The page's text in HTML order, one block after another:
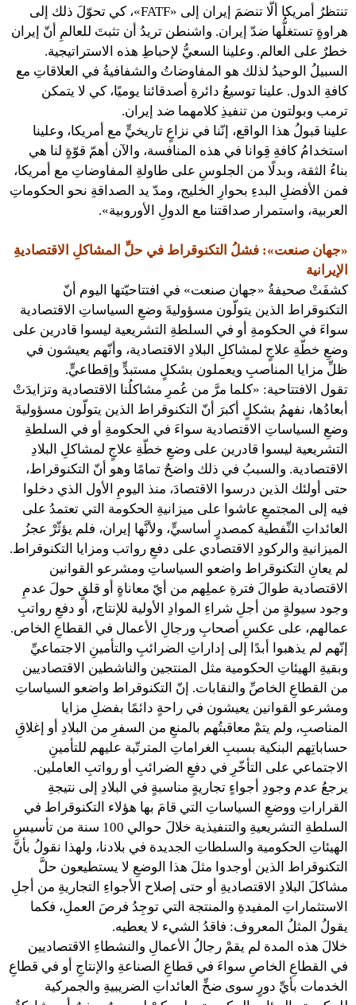
تنتظرُ أمريكا ألّا تنضمَ إيران إلى «FATF»، كي تحوّلَ ذلك إلى
هراوةٍ تستغلُّها ضدّ إيران. واشنطن تريدُ أن تثبتَ للعالمِ أنّ إيران
خطرٌ على العالم. وعلينا السعيُّ لإحباطِ هذه الاستراتيجية.
السبيلُ الوحيدُ لذلك هو المفاوضاتُ والشفافيةُ في العلاقاتِ مع
كافةِ الدول. علينا توسيعُ دائرةِ أصدقائنا يوميًا، كي لا يتمكن
ترمب وبولتون من تنفيذِ كلامهما ضد إيران.
علينا قبولُ هذا الواقع، إنّنا في نزاعٍ تاريخيٍّ مع أمريكا، وعلينا
استخدامُ كافةِ قِوانا في هذه المنافسة، والآن أهمّ قوّةٍ لنا هي
بناءُ الثقة، وبدلًا من الجلوسِ على طاولةِ المفاوضاتِ مع أمريكا،
فمن الأفضلِ البدءِ بحوارِ الخليج، ومدّ يد الصداقةِ نحو الحكوماتِ
العربية، واستمرار صداقتنا مع الدولِ الأوروبية».
«جهان صنعت»: فشلُ التكنوقراط في حلِّ المشاكلِ الاقتصاديةِ
الإيرانية
كشفَتْ صحيفةُ «جهان صنعت» في افتتاحيّتها اليوم أنّ
التكنوقراط الذين يتولّون مسؤوليةَ وضعِ السياساتِ الاقتصادية
سواءَ في الحكومةِ أو في السلطةِ التشريعية ليسوا قادرين على
وضعِ خطّةِ علاجٍ لمشاكلِ البلادِ الاقتصادية، وأنّهم يعيشون في
ظلِّ مزايا المناصبِ ويعملون بشكلٍ مستبدٍّ وإقطاعيٍّ.
تقول الافتتاحية: «كلما مرَّ من عُمرِ مشاكلُنا الاقتصادية وتزايدَتْ
أبعادُها، نفهمُ بشكلٍ أكبرَ أنّ التكنوقراط الذين يتولّون مسؤوليةَ
وضعِ السياساتِ الاقتصادية سواءَ في الحكومةِ أو في السلطةِ
التشريعية ليسوا قادرين على وضعِ خطّةِ علاجٍ لمشاكلِ البلادِ
الاقتصادية. والسببُ في ذلك واضحٌ تمامًا وهو أنّ التكنوقراط،
حتى أولئك الذين درسوا الاقتصادَ، منذ اليومِ الأول الذي دخلوا
فيه إلى المجتمعِ عاشوا على ميزانيةِ الحكومة التي تعتمدُ على
العائداتِ النِّفطية كمصدرٍ أساسيٍّ، ولأنَّها إيران، فلم يؤثّرْ عجزُ
الميزانيةِ والركودِ الاقتصادي على دفعِ رواتب ومزايا التكنوقراط.
لم يعانِ التكنوقراط واضعو السياساتِ ومشرعو القوانين
الاقتصادية طوالَ فترةِ عملِهم من أيّ معاناةٍ أو قلقٍ حولَ عدمِ
وجود سيولةٍ من أجلِ شراءِ الموادِ الأولية للإنتاج، أو دفعِ رواتبِ
عمالهم، على عكسِ أصحابِ ورجالِ الأعمال في القطاعِ الخاص.
إنّهم لم يذهبوا أبدًا إلى إداراتِ الضرائبِ والتأمينِ الاجتماعيِّ
وبقيةِ الهيئاتِ الحكومية مثل المنتجين والناشطين الاقتصاديين
من القطاعِ الخاصِّ والنقابات. إنّ التكنوقراط واضعو السياساتِ
ومشرعو القوانين يعيشون في راحةٍ دائمًا بفضلِ مزايا
المناصبِ، ولم يتمْ معاقبتُهم بالمنعِ من السفرِ من البلادِ أو إغلاقِ
حساباتِهم البنكية بسببِ الغراماتِ المترتّبة عليهم للتأمينِ
الاجتماعي على التأخّرِ في دفعِ الضرائبِ أو رواتبِ العاملين.
يرجعُ عدم وجودِ أجواءٍ تجاريةٍ مناسبةٍ في البلادِ إلى نتيجةِ
القراراتِ ووضعِ السياساتِ التي قامَ بها هؤلاء التكنوقراط في
السلطةِ التشريعيةِ والتنفيذية خلالَ حوالي 100 سنة من تأسيسِ
الهيئاتِ الحكومية والسلطاتِ الجديدة في بلادنا، ولهذا نقولُ بأنَّ
التكنوقراط الذين أوجدوا مثلَ هذا الوضعِ لا يستطيعون حلَّ
مشاكلَ البلادِ الاقتصاديةِ أو حتى إصلاح الأجواءِ التجاريةِ من أجلِ
الاستثماراتِ المفيدةِ والمنتجة التي توجِدُ فرصَ العملِ، فكما
يقولُ المثلُ المعروف: فاقدُ الشيء لا يعطيه.
خلالَ هذه المدة لم يقمْ رجالُ الأعمالِ والنشطاءِ الاقتصاديين
في القطاعِ الخاصِ سواءَ في قطاعِ الصناعةِ والإنتاجِ أو في قطاعِ
الخدمات بأيِّ دورٍ سوى ضخِّ العائداتِ الضريبيةِ والجمركية